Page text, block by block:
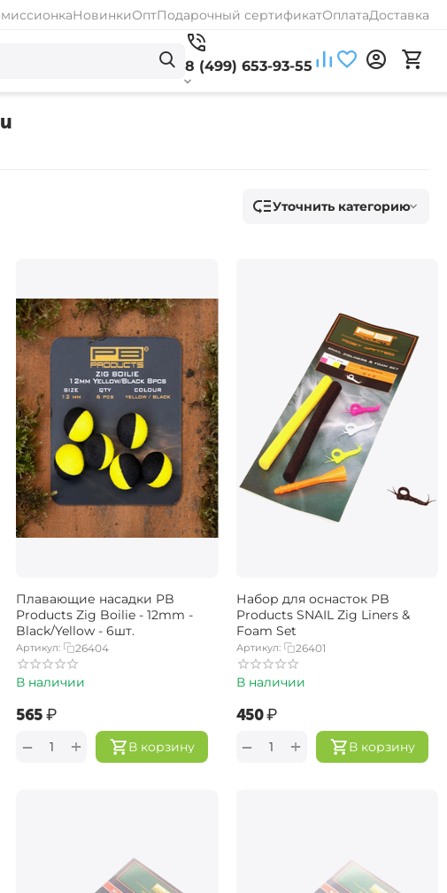
НовинкиОптПодарочный сертификатОплатаДоставка
8 (499) 653-93-55
Уточнить категорию
Плавающие насадки PB
Products Zig Boilie - 12mm -
Black/Yellow - 6шт.
Артикул: 26404
В наличии
‍565‍₽
В корзину
+
−
Набор для оснасток PB
Products SNAIL Zig Liners &
Foam Set
Артикул: 26401
В наличии
‍450‍₽
В корзину
+
−